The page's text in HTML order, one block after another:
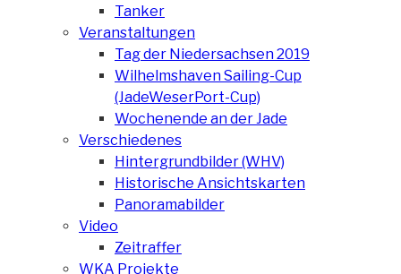
Tanker
Veranstaltungen
Tag der Niedersachsen 2019
Wilhelmshaven Sailing-Cup
(JadeWeserPort-Cup)
Wochenende an der Jade
Verschiedenes
Hintergrundbilder (WHV)
Historische Ansichtskarten
Panoramabilder
Video
Zeitraffer
WKA Projekte